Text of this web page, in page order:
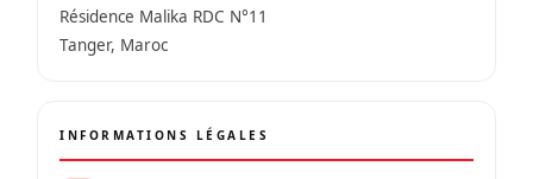
Résidence Malika RDC N°11
Tanger, Maroc
INFORMATIONS LÉGALES